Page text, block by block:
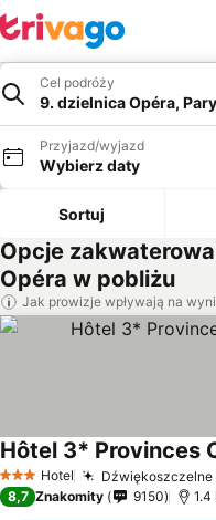
Cel podróży
9. dzielnica Opéra,
Przyjazd/wyjazd
Wybierz daty
Sortuj
Opcje
Opéra w pobliżu
Jak prowizje wpływają na
3 Kategoria
Hotel Dźwiękoszczelne
Hôtel 3* Provinces
8,7 Znakomity 9150 1.4